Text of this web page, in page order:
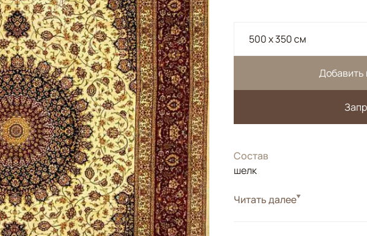
500 x 350 см
Добавить
Состав
шелк
СтильКлассические
Читать далее